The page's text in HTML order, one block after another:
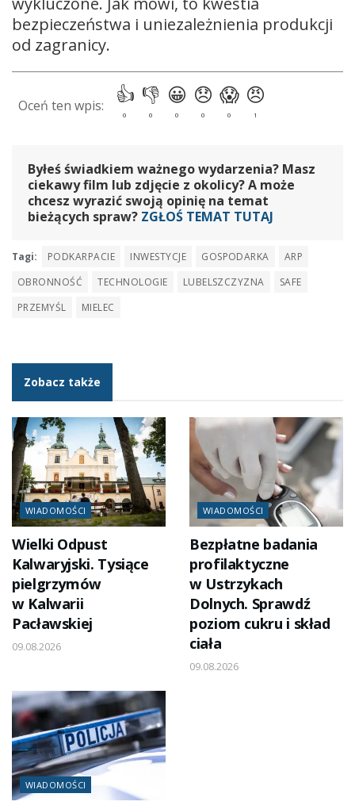
bezpieczeństwa i uniezależnienia produkcji
od zagranicy.
Byłeś świadkiem ważnego wydarzenia? Masz
ciekawy film lub zdjęcie z okolicy? A może
chcesz wyrazić swoją opinię na temat
bieżących spraw? ZGŁOŚ TEMAT TUTAJ
Tagi: PODKARPACIE INWESTYCJE GOSPODARKA
ARP
OBRONNOŚĆ
TECHNOLOGIE LUBELSZCZYZNA
SAFE
PRZEMYŚL
MIELEC
Zobacz także
WIADOMOŚCI
Wielki Odpust
Kalwaryjski. Tysiące
pielgrzymów
w Kalwarii
Pacławskiej
09.08.2026
WIADOMOŚCI
Bezpłatne badania
profilaktyczne
w Ustrzykach
Dolnych. Sprawdź
poziom cukru i skład
ciała
09.08.2026
WIADOMOŚCI